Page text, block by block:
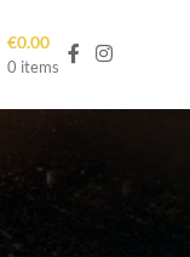
0 items
€0.00